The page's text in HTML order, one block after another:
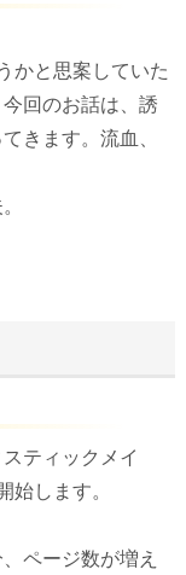
かと思案していた
回のお話は、誘
きます。流血、
ティックメイ
始します。
ページ数が増え